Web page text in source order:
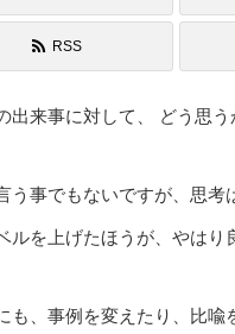
RSS
出来事に対して、 どう思う
う事でもないですが、思考
ルを上げたほうが、やはり
も、事例を変えたり、比喩